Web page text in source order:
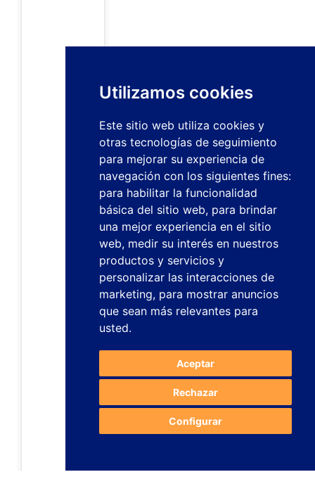
Utilizamos cookies
Este sitio web utiliza cookies y
otras tecnologías de seguimiento
para mejorar su experiencia de
navegación con los siguientes fines:
para habilitar la funcionalidad
básica del sitio web, para brindar
una mejor experiencia en el sitio
web, medir su interés en nuestros
productos y servicios y
personalizar las interacciones de
marketing, para mostrar anuncios
que sean más relevantes para
usted.
Aceptar
Rechazar
Configurar